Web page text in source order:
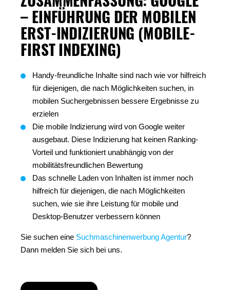
ZUSAMMENFASSUNG: GOOGLE
– EINFÜHRUNG DER MOBILEN
ERST-INDIZIERUNG (MOBILE-
FIRST INDEXING)
Handy-freundliche Inhalte sind nach wie vor hilfreich
für diejenigen, die nach Möglichkeiten suchen, in
mobilen Suchergebnissen bessere Ergebnisse zu
erzielen
Die mobile Indizierung wird von Google weiter
ausgebaut. Diese Indizierung hat keinen Ranking-
Vorteil und funktioniert unabhängig von der
mobilitätsfreundlichen Bewertung
Das schnelle Laden von Inhalten ist immer noch
hilfreich für diejenigen, die nach Möglichkeiten
suchen, wie sie ihre Leistung für mobile und
Desktop-Benutzer verbessern können
Sie suchen eine Suchmaschinenwerbung Agentur?
Dann melden Sie sich bei uns.